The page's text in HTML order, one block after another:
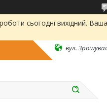
сьогодні вихідний.
вул.